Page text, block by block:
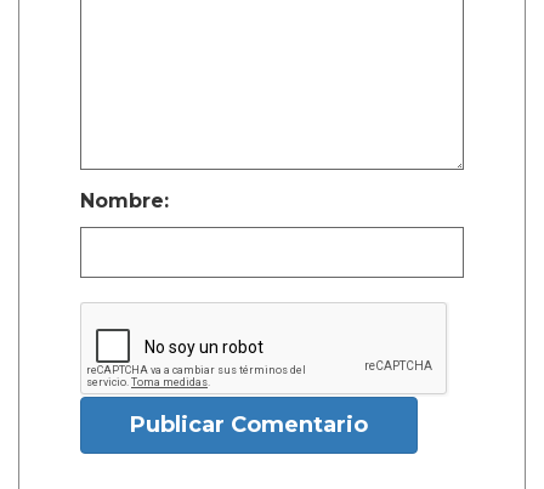
Nombre:
Publicar Comentario